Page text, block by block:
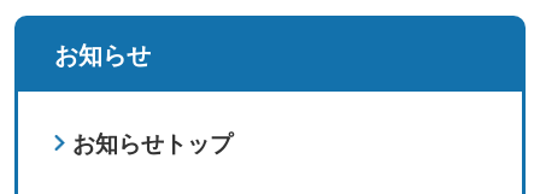
お知らせ
お知らせトップ